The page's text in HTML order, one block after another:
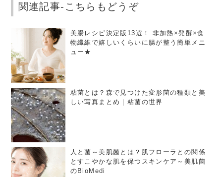
関連記事-こちらもどうぞ
美腸レシピ決定版13選！ 非加熱×発酵×食
物繊維で嬉しいくらいに腸が整う簡単メニ
ュー★
粘菌とは？森で見つけた変形菌の種類と美
しい写真まとめ｜粘菌の世界
人と菌～美肌菌とは？肌フローラとの関係
とすこやかな肌を保つスキンケア～美肌菌
のBioMedi